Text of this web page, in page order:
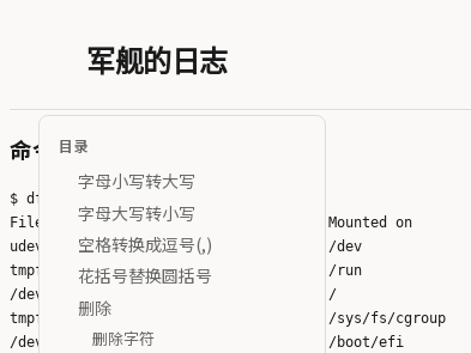
军舰的日志
目录
字母小写转大写
字母大写转小写
空格转换成逗号(,)
花括号替换圆括号
删除
删除字符
命令tr
$ df -h
Filesystem      Size  Used Avail Use% Mounted on
udev            126G     0  126G   0% /dev
tmpfs            26G  4.0M   26G   1% /run
/dev/sda2       548G   50G  471G  10% /
tmpfs           126G     0  126G   0% /sys/fs/cgroup
/dev/sda1       511M  7.9M  504M   2% /boot/efi